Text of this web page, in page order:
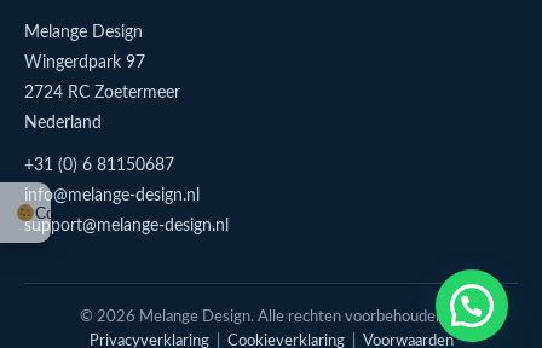
Cookie-instellingen
Stuur me een appje
Melange Design
Wingerdpark 97
2724 RC Zoetermeer
Nederland
+31 (0) 6 81150687
info@melange-design.nl
support@melange-design.nl
© 2026 Melange Design. Alle rechten voorbehouden. |
Privacyverklaring| Cookieverklaring| Voorwaarden